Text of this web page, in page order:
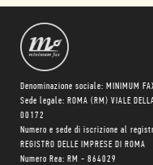
Denominazione sociale: MINIMUM
Sede legale: ROMA (RM) VIALE
00172
Numero e sede di iscrizione al
REGISTRO DELLE IMPRESE DI ROMA
Numero Rea: RM - 864029